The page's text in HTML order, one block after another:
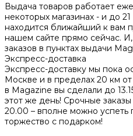
Выдача товаров работает
некоторых магазинах - и до
находится ближайший к вам
нашем сайте прямо сейчас.
заказов в пунктах выдачи
Экспресс-доставка
Экспресс-доставку мы пока
Москве и в пределах 20 км
в Magazine вы сделали до
этот же день! Срочные
20.00 – вполне можно успеть
торжество с подарком!